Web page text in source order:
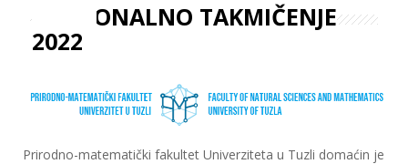
KANTONALNO TAKMIČENJE
2022
Prirodno-matematički fakultet Univerziteta u Tuzli domaćin je